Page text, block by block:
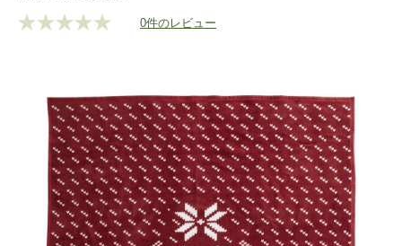
評
同
じ
ペ
ー
ジ
の
リ
ン
ク。
0件のレビュー